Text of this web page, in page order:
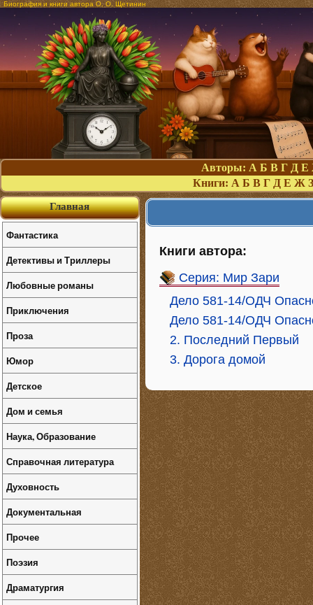
Биография и книги автора О. О. Щетинин
Авторы: А Б В Г Д Е
Книги: А Б В Г Д Е Ж З
Книги автора:
Серия: Мир Зари
Дело 581-14/ОДЧ
Дело 581-14/ОДЧ
2. Последний Первый
3. Дорога домой
Главная
Фантастика
Детективы и Триллеры
Любовные романы
Приключения
Проза
Юмор
Детское
Дом и семья
Наука, Образование
Справочная литература
Духовность
Документальная
Прочее
Поэзия
Драматургия